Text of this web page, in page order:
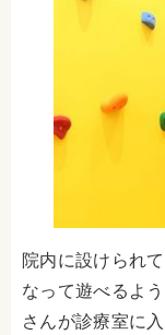
院内に設けられ
なって遊べるよ
さんが診療室に